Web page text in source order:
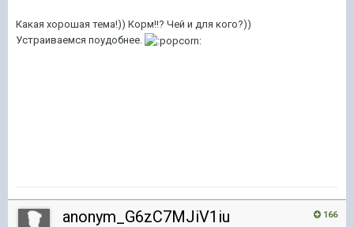
Какая хорошая тема!)) Корм!!? Чей и для кого?))
Устраиваемся поудобнее.
166
anonym_G6zC7MJiV1iu